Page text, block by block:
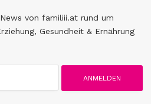
von familiii.at rund um
Gesundheit & Ernährung